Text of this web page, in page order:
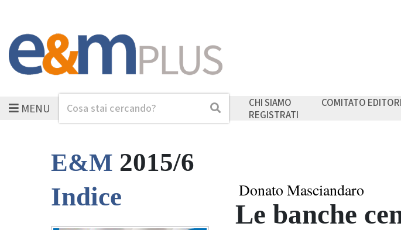
MENUCerca Cerca CHI SIAMO COMITATO
REGISTRATI
E&M 2015/6
Indice
Donato Masciandaro
Le banche